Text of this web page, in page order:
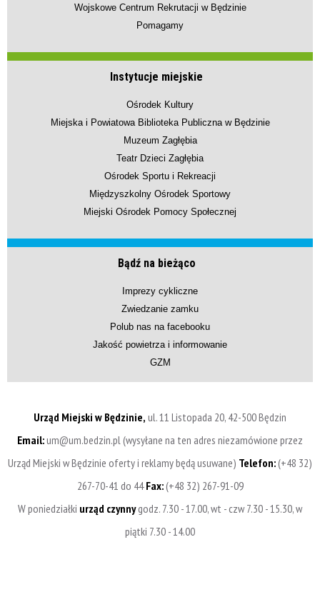
Wojskowe Centrum Rekrutacji w Będzinie
Pomagamy
Instytucje miejskie
Ośrodek Kultury
Miejska i Powiatowa Biblioteka Publiczna w Będzinie
Muzeum Zagłębia
Teatr Dzieci Zagłębia
Ośrodek Sportu i Rekreacji
Międzyszkolny Ośrodek Sportowy
Miejski Ośrodek Pomocy Społecznej
Bądź na bieżąco
Imprezy cykliczne
Zwiedzanie zamku
Polub nas na facebooku
Jakość powietrza i informowanie
GZM
Urząd Miejski w Będzinie, ul. 11 Listopada 20, 42-500 Będzin
Email:um@um.bedzin.pl (wysyłane na ten adres niezamówione przez
Urząd Miejski w Będzinie oferty i reklamy będą usuwane) Telefon:(+48 32)
267-70-41 do 44Fax:(+48 32) 267-91-09
W poniedziałki urząd czynnygodz. 7.30 - 17.00, wt - czw 7.30 - 15.30, w
piątki 7.30 - 14.00